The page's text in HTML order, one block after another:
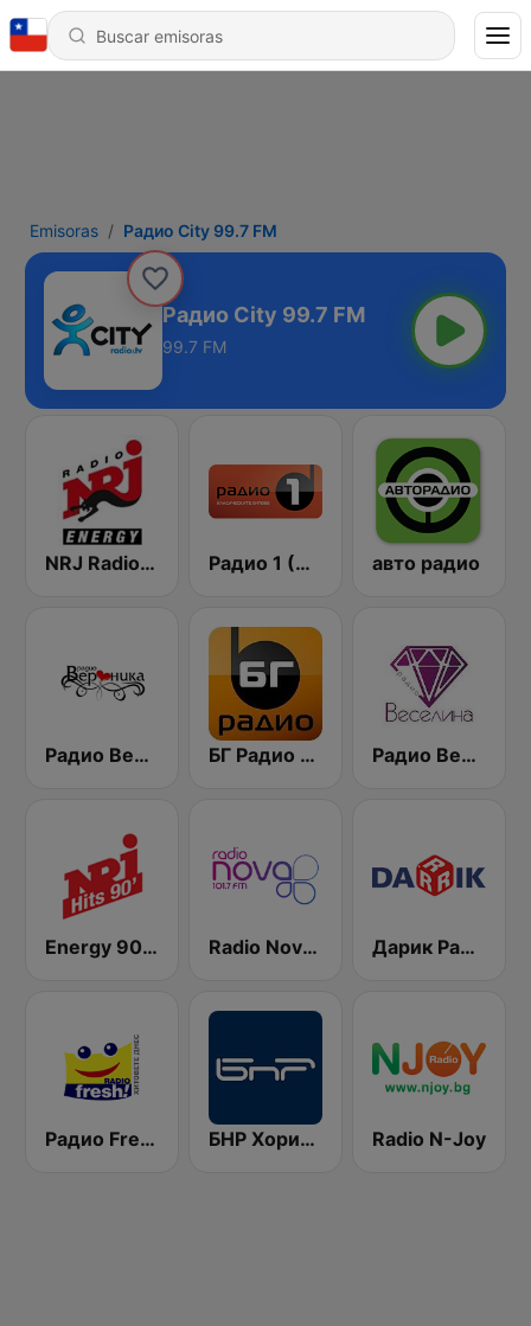
Emisoras Радио City 99.7 FM
Радио City 99.7 FM
99.7 FM
NRJ Radio ENERGY Радио 1 (Radio 1) авто радио
Радио Вероника 96.7 (Radio Veronika) БГ Радио 91.9 ( BG Radio ) Радио Веселина 99.1 FM
Energy 90's Only Radio Nova 101.7 FM Дарик Радио ( Darik Radio )
Радио Fresh! 100.3 FM БНР Хоризонт (BNR Horizont) Radio N-Joy